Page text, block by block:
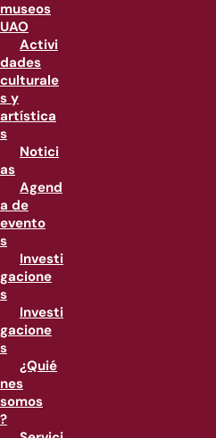
museos
UAO
Activi
dades
culturale
s y
artística
s
Notici
as
Agend
a de
evento
s
Investi
gacione
s
Investi
gacione
s
¿Quié
nes
somos
?